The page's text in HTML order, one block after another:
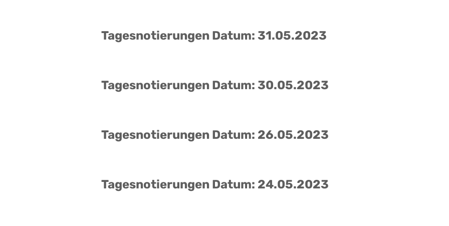
Tagesnotierungen Datum: 31.05.2023
Tagesnotierungen Datum: 30.05.2023
Tagesnotierungen Datum: 26.05.2023
Tagesnotierungen Datum: 24.05.2023